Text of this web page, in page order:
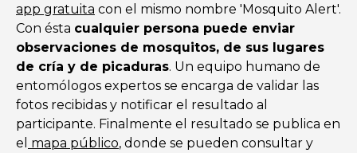
app gratuita con el mismo nombre 'Mosquito Alert'.
Con ésta cualquier persona puede enviar
observaciones de mosquitos, de sus lugares
de cría y de picaduras. Un equipo humano de
entomólogos expertos se encarga de validar las
fotos recibidas y notificar el resultado al
participante. Finalmente el resultado se publica en
el mapa público, donde se pueden consultar y